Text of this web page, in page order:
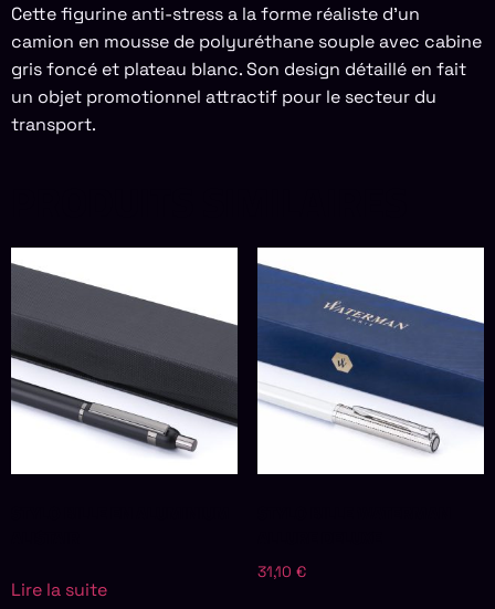
Cette figurine anti-stress a la forme réaliste d’un
camion en mousse de polyuréthane souple avec cabine
gris foncé et plateau blanc. Son design détaillé en fait
un objet promotionnel attractif pour le secteur du
transport.
Lire la suite
31,10 €